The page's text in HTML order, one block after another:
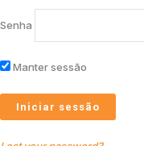
Senha
Manter sessão